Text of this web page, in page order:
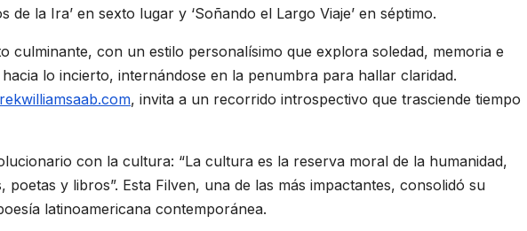
de la Ira’ en sexto lugar y ‘Soñando el Largo Viaje’ en séptimo.
culminante, con un estilo personalísimo que explora soledad, memoria e
lo incierto, internándose en la penumbra para hallar claridad.
, invita a un recorrido introspectivo que trasciende tiempo
con la cultura: “La cultura es la reserva moral de la humanidad,
poetas y libros”. Esta Filven, una de las más impactantes, consolidó su
latinoamericana contemporánea.